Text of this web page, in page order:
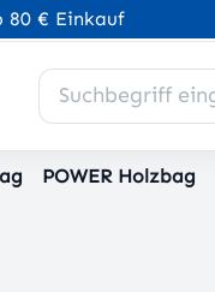
€ Einkauf
POWER Holzbag